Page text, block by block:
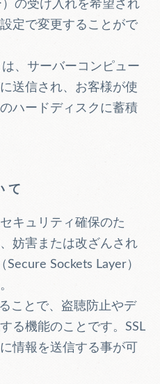
の受け入れを希望され
定で変更することがで
、サーバーコンピュー
送信され、お客様が使
ハードディスクに蓄積
て
キュリティ確保のた
妨害または改ざんされ
Sockets Layer）
ことで、盗聴防止やデ
る機能のことです。SSL
情報を送信する事が可